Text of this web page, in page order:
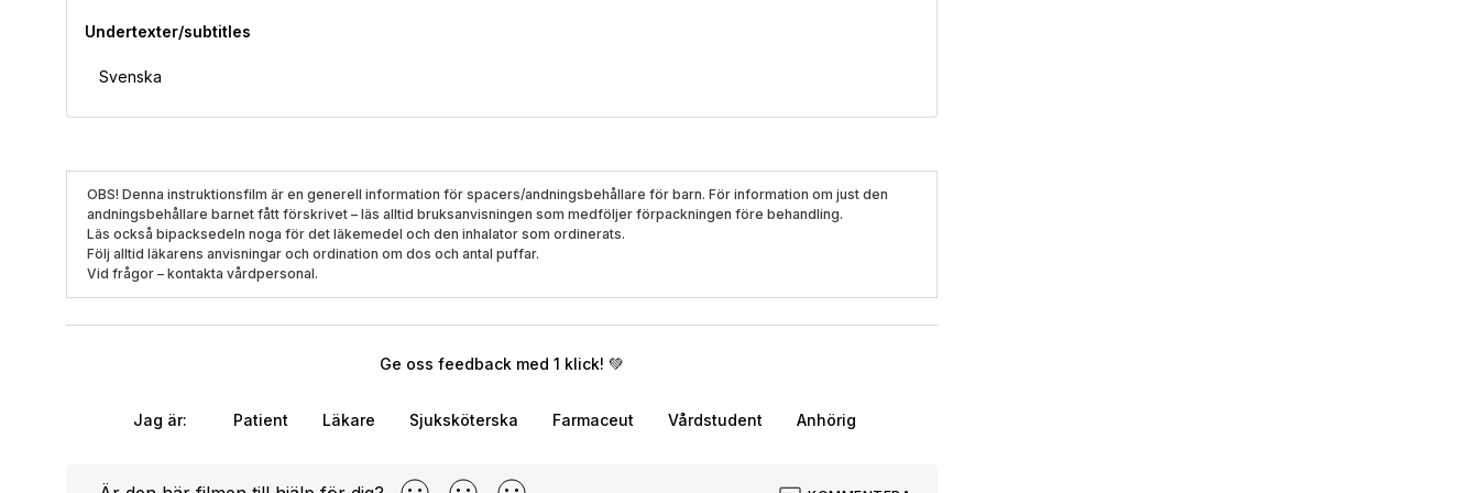
Undertexter/subtitles
Svenska
OBS! Denna instruktionsfilm är en generell information för spacers/andningsbehållare för barn. För information om just den
andningsbehållare barnet fått förskrivet – läs alltid bruksanvisningen som medföljer förpackningen före behandling.
Läs också bipacksedeln noga för det läkemedel och den inhalator som ordinerats.
Följ alltid läkarens anvisningar och ordination om dos och antal puffar.
Vid frågor – kontakta vårdpersonal.
Ge oss feedback med 1 klick! 💚
Jag är: Patient Läkare Sjuksköterska Farmaceut Vårdstudent Anhörig